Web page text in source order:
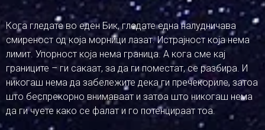
Кога гледате во еден Бик, гледате една налудничава
смиреност од која морници лазат. Истрајност која нема
лимит. Упорност која нема граница. А кога сме кај
границите – ги сакаат, за да ги поместат, се разбира. И
никогаш нема да забележите дека ги пречекориле, затоа
што беспрекорно внимаваат и затоа што никогаш нема
да ги чуете како се фалат и го потенцираат тоа.